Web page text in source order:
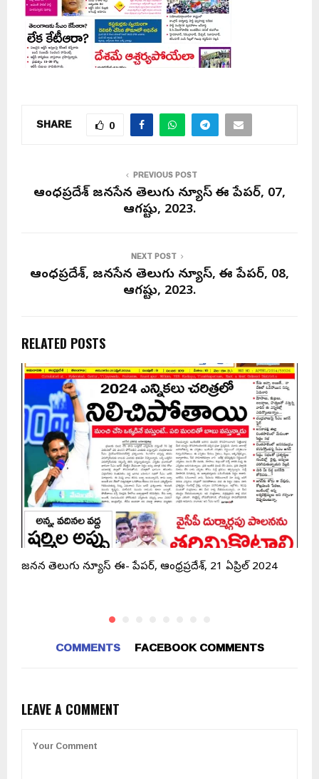
SHARE 0
PREVIOUS POST
ఆంధ్రప్రదేశ్ జనసేన తెలుగు న్యూస్ ఈ పేపర్, 07,
ఆగష్టు, 2023.
NEXT POST
ఆంధ్రప్రదేశ్, జనసేన తెలుగు న్యూస్, ఈ పేపర్, 08,
ఆగష్టు, 2023.
RELATED POSTS
జనసేన తెలుగు న్యూస్ ఈ- పేపర్, ఆంధ్రప్రదేశ్, 21 ఏప్రిల్ 2024
COMMENTS FACEBOOK COMMENTS
LEAVE A COMMENT